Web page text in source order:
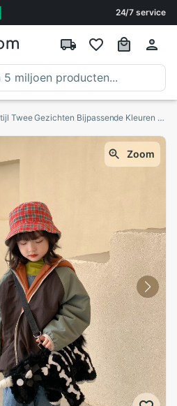
24/7 service
Winter Koreaanse Stijl Twee Gezichten Bijpassende Kleuren Hooded Verdikte Warme Lange Jas Voor Mode Baby Meisjes En Jongens
Zoom